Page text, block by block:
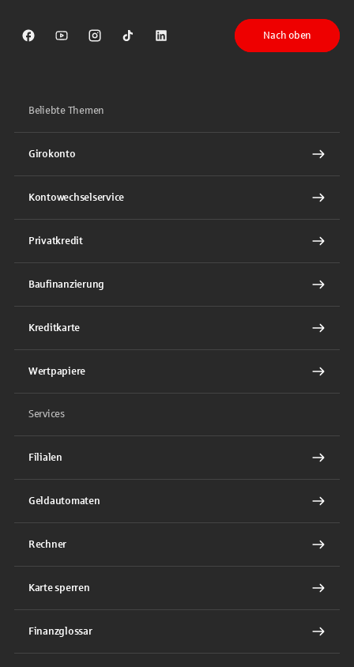
Sparkasse auf Facebook
Sparkasse auf Youtube
Sparkasse auf Instagram
Sparkasse auf TikTok
Sparkasse auf LinkedIn
Nach oben
Beliebte Themen
Girokonto
Kontowechselservice
Privatkredit
Baufinanzierung
Kreditkarte
Wertpapiere
Services
Filialen
Geldautomaten
Rechner
Karte sperren
Finanzglossar